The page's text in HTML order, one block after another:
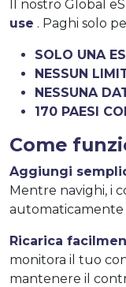
Il nostro Global
use . Paghi solo
SOLO UNA
NESSUN
NESSUNA
170 PAESI
Come
Aggiungi
Mentre navighi, i
automaticamente
Ricarica
monitora il tuo
mantenere il